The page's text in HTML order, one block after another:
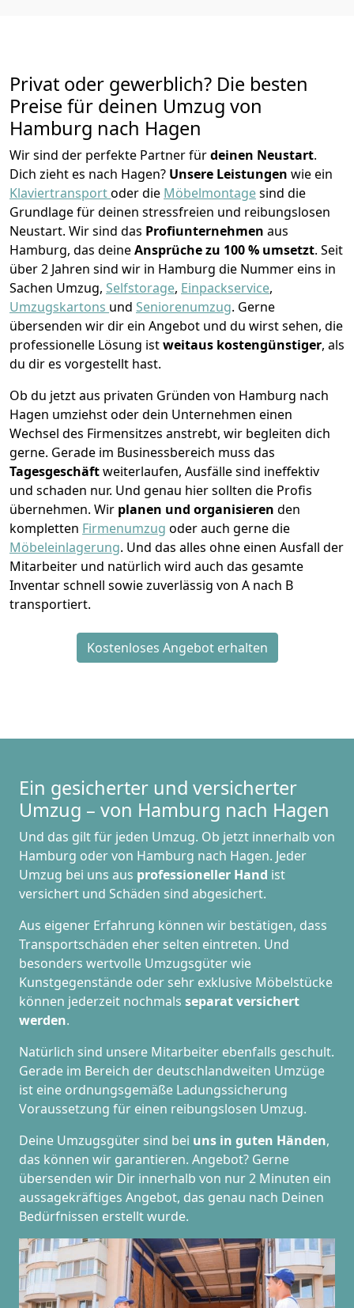
Privat oder gewerblich? Die besten
Preise für deinen Umzug von
Hamburg nach Hagen
Wir sind der perfekte Partner fürdeinen Neustart.
Dich zieht es nach Hagen? Unsere Leistungen wie ein
Klaviertransportoder die Möbelmontagesind die
Grundlage für deinen stressfreien und reibungslosen
Neustart. Wir sind das Profiunternehmen aus
Hamburg, das deineAnsprüche zu 100 % umsetzt. Seit
über 2 Jahren sind wir in Hamburg die Nummer eins in
Sachen Umzug, Selfstorage, Einpackservice,
Umzugskartons und Seniorenumzug. Gerne
übersenden wir dir ein Angebot und du wirst sehen, die
professionelle Lösung istweitaus kostengünstiger, als
du dir es vorgestellt hast.
Ob du jetzt aus privaten Gründen von Hamburg nach
Hagen umziehst oder dein Unternehmen einen
Wechsel des Firmensitzes anstrebt, wir begleiten dich
gerne. Gerade im Businessbereich muss das
Tagesgeschäftweiterlaufen, Ausfälle sind ineffektiv
und schaden nur. Und genau hier sollten die Profis
übernehmen. Wir planen und organisieren den
kompletten Firmenumzug oder auch gerne die
Möbeleinlagerung. Und das alles ohne einen Ausfall der
Mitarbeiter und natürlich wird auch das gesamte
Inventar schnell sowie zuverlässig von A nach B
transportiert.
Kostenloses Angebot erhalten
Ein gesicherter und versicherter
Umzug – von Hamburg nach Hagen
Und das gilt für jeden Umzug. Ob jetzt innerhalb von
Hamburg oder von Hamburg nach Hagen. Jeder
Umzug bei uns aus professioneller Hand ist
versichert und Schäden sind abgesichert.
Aus eigener Erfahrung können wir bestätigen, dass
Transportschäden eher selten eintreten. Und
besonders wertvolle Umzugsgüter wie
Kunstgegenstände oder sehr exklusive Möbelstücke
können jederzeit nochmals separat versichert
werden.
Natürlich sind unsere Mitarbeiter ebenfalls geschult.
Gerade im Bereich der deutschlandweiten Umzüge
ist eine ordnungsgemäße Ladungssicherung
Voraussetzung für einen reibungslosen Umzug.
Deine Umzugsgüter sind bei uns in guten Händen,
das können wir garantieren. Angebot? Gerne
übersenden wir Dir innerhalb von nur 2 Minuten ein
aussagekräftiges Angebot, das genau nach Deinen
Bedürfnissen erstellt wurde.